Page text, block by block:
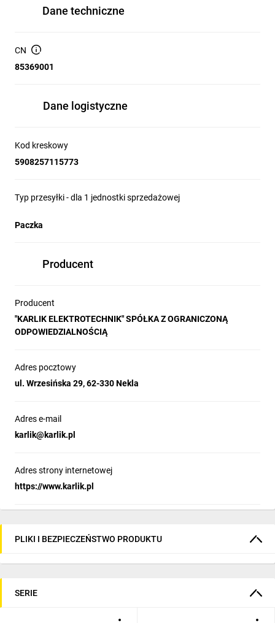
Dane techniczne
CN
85369001
Dane logistyczne
Kod kreskowy
5908257115773
Typ przesyłki - dla 1 jednostki sprzedażowej
Paczka
Producent
Producent
"KARLIK ELEKTROTECHNIK" SPÓŁKA Z OGRANICZONĄ
ODPOWIEDZIALNOŚCIĄ
Adres pocztowy
ul. Wrzesińska 29, 62-330 Nekla
Adres e-mail
karlik@karlik.pl
Adres strony internetowej
https://www.karlik.pl
PLIKI I BEZPIECZEŃSTWO PRODUKTU
SERIE